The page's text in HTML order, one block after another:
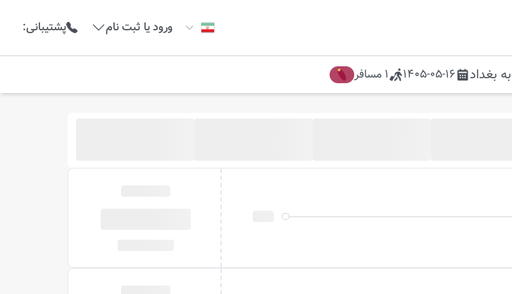
ورود یا ثبت نام پشتیبانی:
به بغداد 1405-05-16
1 مسافر